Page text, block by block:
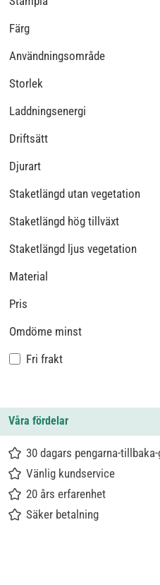
Färg
Användningsområde
Storlek
Laddningsenergi
Driftsätt
Djurart
Staketlängd utan vegetation
Staketlängd hög tillväxt
Staketlängd ljus vegetation
Material
Pris
Omdöme minst
Lägg till filter: Fri frakt
Fri frakt
Våra fördelar
30 dagars pengarna-
Vänlig kundservice
20 års erfarenhet
Säker betalning